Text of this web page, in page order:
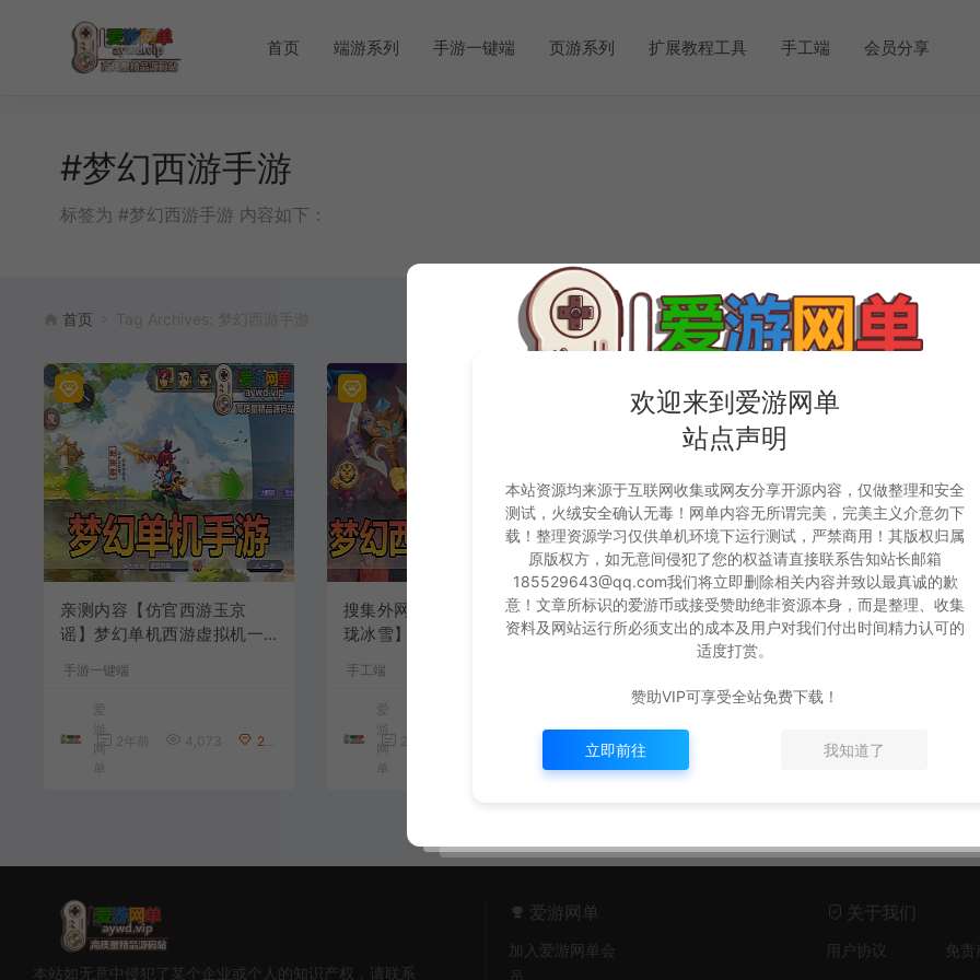
首页 端游系列 手游一键端 页游系列 扩展教程工具 手工端 会员分享
#梦幻西游手游
标签为 #梦幻西游手游 内容如下：
首页
亲测内容【仿官西游玉京
谣】梦幻单机西游虚拟机一
台无限元宝视频安装教学
手游一键端
爱
游
网
单
2年前 4,073 280
搜集外网内容【梦幻西游玲
珑冰雪】linux手工外网端
M后台+双端+全套源码
手工端
爱
游
网
单
2年前
【免费分享】MT3换皮梦幻
西游模拟器手游单机版回合
制GM后台虚拟机一键端视频
爱
游
单
1
本站如无意中侵犯了某个企业或个人的知识产权，请联系
爱游网单
加入爱游网单会
员
关于我们
用户协议 免责
欢迎来到爱游网单
站点声明
本站资源均来源于互联网收集或网友分享开源内容，仅做整理和安全
测试，火绒安全确认无毒！网单内容无所谓完美，完美主义介意勿下
载！整理资源学习仅供单机环境下运行测试，严禁商用！其版权归属
原版权方，如无意间侵犯了您的权益请直接联系告知站长邮箱
185529643@qq.com我们将立即删除相关内容并致以最真诚的歉
意！文章所标识的爱游币或接受赞助绝非资源本身，而是整理、收集
资料及网站运行所必须支出的成本及用户对我们付出时间精力认可的
适度打赏。
赞助VIP可享受全站免费下载！
立即前往 我知道了